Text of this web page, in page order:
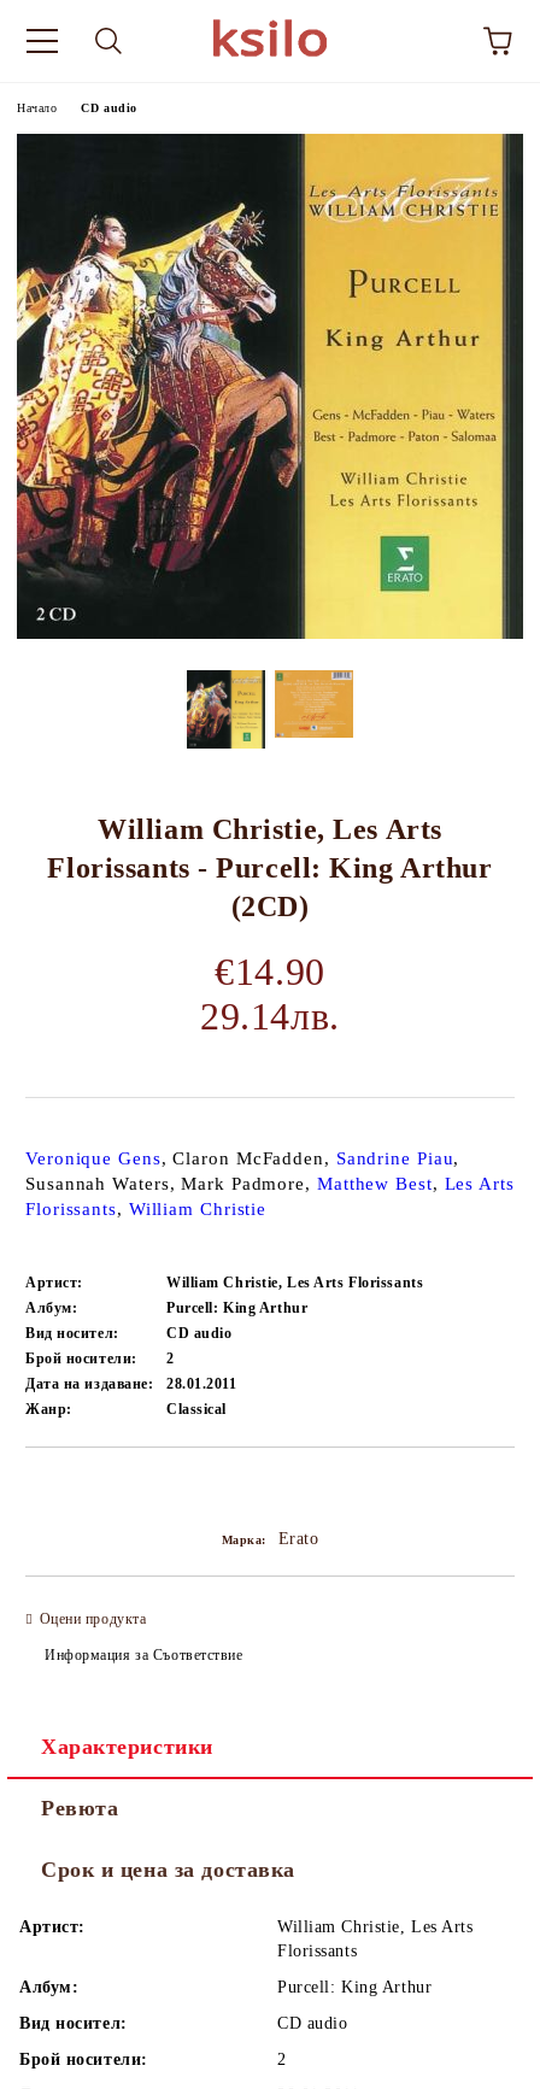
Начало CD audio
William Christie, Les Arts
Florissants - Purcell: King Arthur
(2CD)
€14.90
29.14лв.
Veronique Gens, Claron McFadden, Sandrine Piau,
Susannah Waters, Mark Padmore, Matthew Best, Les Arts
Florissants, William Christie
Артист:
William Christie, Les Arts Florissants
Албум:
Purcell: King Arthur
Вид носител:
CD audio
Брой носители:
2
Дата на издаване:
28.01.2011
Жанр:
Classical
Марка: Erato
Оцени продукта
Информация за Съответствие
Характеристики
Ревюта
Срок и цена за доставка
Артист:
William Christie, Les Arts
Florissants
Албум:
Purcell: King Arthur
Вид носител:
CD audio
Брой носители:
2